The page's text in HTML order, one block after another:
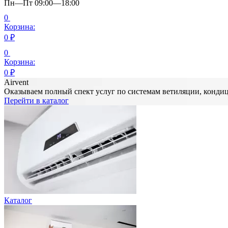
Пн—Пт 09:00—18:00
0
Корзина:
0 ₽
0
Корзина:
0 ₽
Airvent
Оказываем полный спект услуг по системам ветиляции,
Перейти в каталог
Каталог